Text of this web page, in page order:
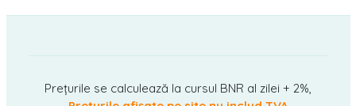
Prețurile se calculează la cursul BNR al zilei + 2%,